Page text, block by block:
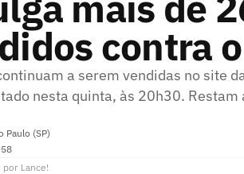
contra
a serem vendidas no site
nesta quinta, às 20h30.
Paulo (SP)
por Lance!